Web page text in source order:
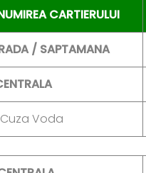
CARTIERULUI
/ SAPTAMANA
Voda